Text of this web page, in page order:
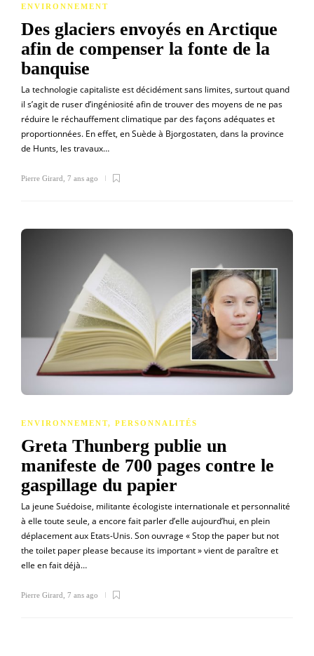
ENVIRONNEMENT
Des glaciers envoyés en Arctique
afin de compenser la fonte de la
banquise
La technologie capitaliste est décidément sans limites, surtout quand
il s’agit de ruser d’ingéniosité afin de trouver des moyens de ne pas
réduire le réchauffement climatique par des façons adéquates et
proportionnées. En effet, en Suède à Bjorgostaten, dans la province
de Hunts, les travaux…
Pierre Girard 7 ans ago
ENVIRONNEMENT, PERSONNALITÉS
Greta Thunberg publie un
manifeste de 700 pages contre le
gaspillage du papier
La jeune Suédoise, militante écologiste internationale et personnalité
à elle toute seule, a encore fait parler d’elle aujourd’hui, en plein
déplacement aux Etats-Unis. Son ouvrage « Stop the paper but not
the toilet paper please because its important » vient de paraître et
elle en fait déjà…
Pierre Girard 7 ans ago